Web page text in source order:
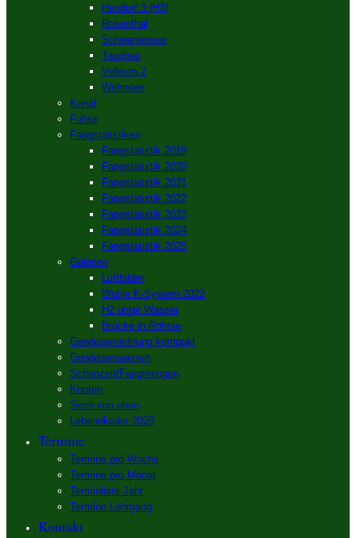
Handorf 3 (H3)
Rosenthal
Schwanensee
Tagebau
Vöhrum 2
Wehnsen
Kanal
Fuhse
Fangstatistiken
Fangstatistik 2019
Fangstatistik 2020
Fangstatistik 2021
Fangstatistik 2022
Fangstatistik 2023
Fangstatistik 2024
Fangstatistik 2025
Galerien
Luftbilder
Wahle K-System 2022
H2 unter Wasser
Brücke in Röhrse
Gewässerordnung kompakt
Gewässersperren
Schonzeit/Fangmengen
Knoten
Seen von oben
Lebendköder 2025
Termine
Termine pro Woche
Termine pro Monat
Terminliste Jahr
Termine Lehrgang
Kontakt